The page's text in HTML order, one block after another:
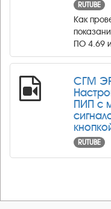
RUTUBE
Как
ПО 4.69
СГМ
ПИП с
RUTUBE